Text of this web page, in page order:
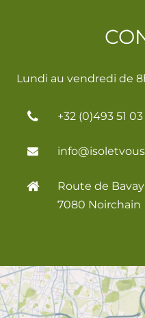
Lundi au vendredi de
+32 (0)493 51
Route de Bavay
7080 Noirchain